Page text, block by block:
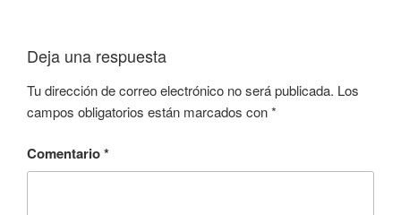
Deja una respuesta
Tu dirección de correo electrónico no será publicada. Los
campos obligatorios están marcados con*
Comentario*